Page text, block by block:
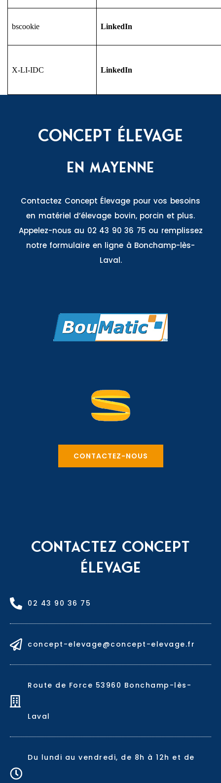
bscookie LinkedIn
X-LI-IDC LinkedIn
Concept Élevage
En Mayenne
Contactez Concept Élevage pour vos besoins
en matériel d’élevage bovin, porcin et plus.
Appelez-nous au 02 43 90 36 75 ou remplissez
notre formulaire en ligne à Bonchamp-lès-
Laval.
CONTACTEZ-NOUS
CONTACTEZ CONCEPT
ÉLEVAGE
02 43 90 36 75
concept-elevage@concept-elevage.fr
Route de Force 53960 Bonchamp-lès-
Laval
Du lundi au vendredi, de 8h à 12h et de